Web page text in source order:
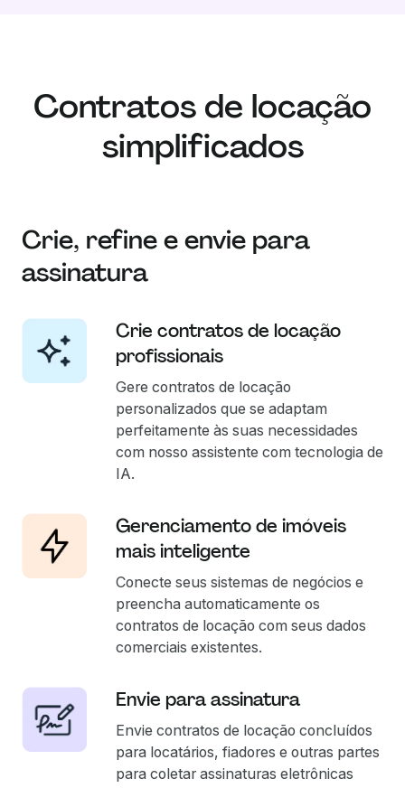
Contratos de locação
simplificados
Crie, refine e envie para
assinatura
Crie contratos de locação
profissionais
Gere contratos de locação
personalizados que se adaptam
perfeitamente às suas necessidades
com nosso assistente com tecnologia de
IA.
Gerenciamento de imóveis
mais inteligente
Conecte seus sistemas de negócios e
preencha automaticamente os
contratos de locação com seus dados
comerciais existentes.
Envie para assinatura
Envie contratos de locação concluídos
para locatários, fiadores e outras partes
para coletar assinaturas eletrônicas